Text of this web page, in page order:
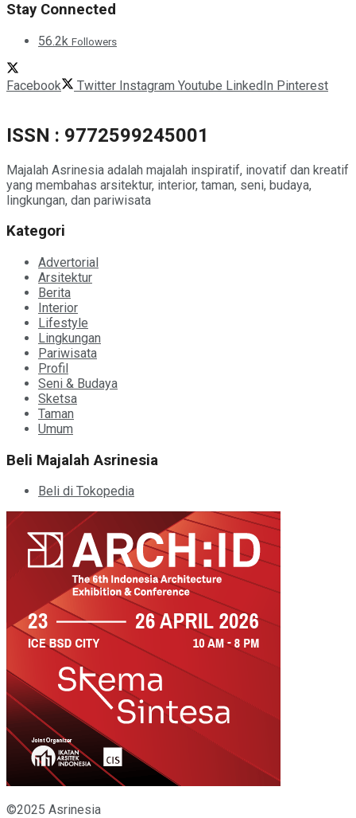
Stay Connected
56.2k Followers
Facebook Twitter Instagram Youtube LinkedIn Pinterest
ISSN : 9772599245001
Majalah Asrinesia adalah majalah inspiratif, inovatif dan kreatif
yang membahas arsitektur, interior, taman, seni, budaya,
lingkungan, dan pariwisata
Kategori
Advertorial
Arsitektur
Berita
Interior
Lifestyle
Lingkungan
Pariwisata
Profil
Seni & Budaya
Sketsa
Taman
Umum
Beli Majalah Asrinesia
Beli di Tokopedia
©2025 Asrinesia